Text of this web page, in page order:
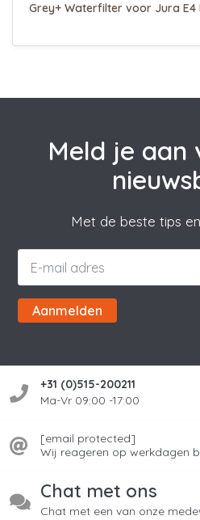
Grey+ Waterfilter voor Jura E4
Meld je aan
Met de beste tips
Aanmelden
+31 (0)515-200211
Ma-Vr 09:00 -17:00
[email protected]
Wij reageren op werkdagen
Chat met ons
Chat met een van onze